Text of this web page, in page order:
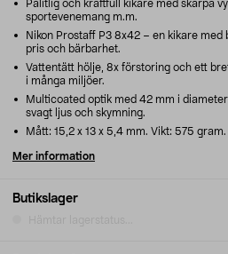
Butikslager
Pålitlig och kraftfull kikare med skarpa
sportevenemang m.m.
Nikon Prostaff P3 8x42 – en kikare med
pris och bärbarhet.
Vattentätt hölje, 8x förstoring och ett
i många miljöer.
Multicoated optik med 42 mm i
svagt ljus och skymning.
Mått: 15,2 x 13 x 5,4 mm. Vikt: 575 gram.
Mer information